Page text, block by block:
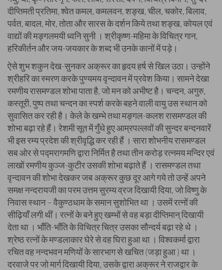
दीप्तिमती प्रतिमा, श्वेत कमल, कमलवन, शङ्ख, चील, चकोर, बिलाव,
पर्वत, बादल, मोर, तोता और सारस के दर्शन किये तथा शङ्ख, कोयल एवं
वाद्यों की मङ्गलमयी ध्वनि सुनी । श्रीकृष्ण-महिमा के विचित्र गान,
हरिकीर्तन और जय-जयकार के शब्द भी उनके कानों में पड़े।
ऐसे शुभ शकुन देख-सुनकर अक्रूर का हृदय हर्ष से खिल उठा। उन्होंने
श्रीहरि का स्मरण करके पुण्यमय वृन्दावन में प्रवेश किया। सामने देखा
रमणीय रासमण्डल शोभा पाता है, जो मन को अभीष्ट है। चन्दन, अगुरु,
कस्तूरी, पुष्प तथा चन्दन का स्पर्श करके बहने वाली वायु उस स्थान को
सुवासित कर रही है। केले के खम्भे तथा मङ्गल-कलश रासमण्डल की
शोभा बढ़ा रहे हैं। रेशमी सूत में गुँथे हुए आम्रपल्लवों की सुन्दर बन्दनवारें
भी इस रम्य प्रदेश की श्रीवृद्धि कर रही हैं । सारा शोभनीय रासमण्डल
सब ओर से पद्मरागमणि द्वारा निर्मित है तथा तीन करोड़ रत्नमय मन्दिर एवं
लाखों रमणीय कुञ्ज-कुटीर उसकी शोभा बढ़ाते हैं । रासमण्डल तथा
वृन्दावन की शोभा देखकर जब अक्रूर कुछ दूर आगे गये तो उन्हें अपने
समक्ष नन्दरायजी का परम उत्तम सुरम्य व्रज दिखायी दिया, जो विष्णु के
निवास स्थान – वैकुण्ठधाम के समान सुशोभित था । उसमें रत्नों की
सीढ़ियाँ लगी थीं। रत्नों के बने हुए खम्भों से वह बड़ा दीप्तिमान् दिखायी
देता था । भाँति-भाँति के विचित्र चित्र उसका सौन्दर्य बढ़ा रहे थे ।
श्रेष्ठ रत्नों के मण्डलाकार घेरे से वह घिरा हुआ था । विश्वकर्मा द्वारा
रचित वह नन्दभवन मणियों के सारभाग से खचित (जड़ा हुआ ) था ।
दरवाजे पर जो मार्ग दिखायी दिया, उसके द्वारा अक्रूर ने राजद्वार के